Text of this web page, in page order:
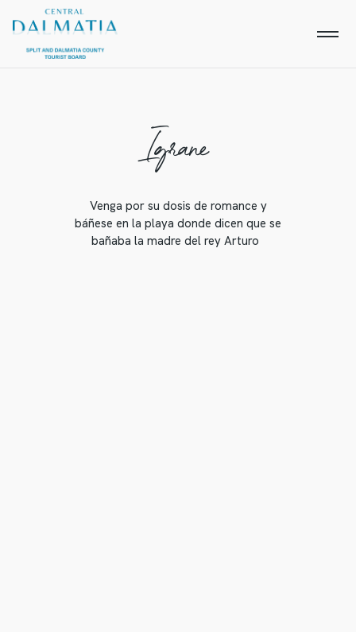
Igrane
Venga por su dosis de romance y
báñese en la playa donde dicen que se
bañaba la madre del rey Arturo